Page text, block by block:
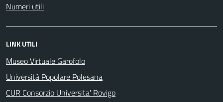
Numeri utili
LINK UTILI
Museo Virtuale Garofolo
Università Popolare Polesana
CUR Consorzio Universita' Rovigo